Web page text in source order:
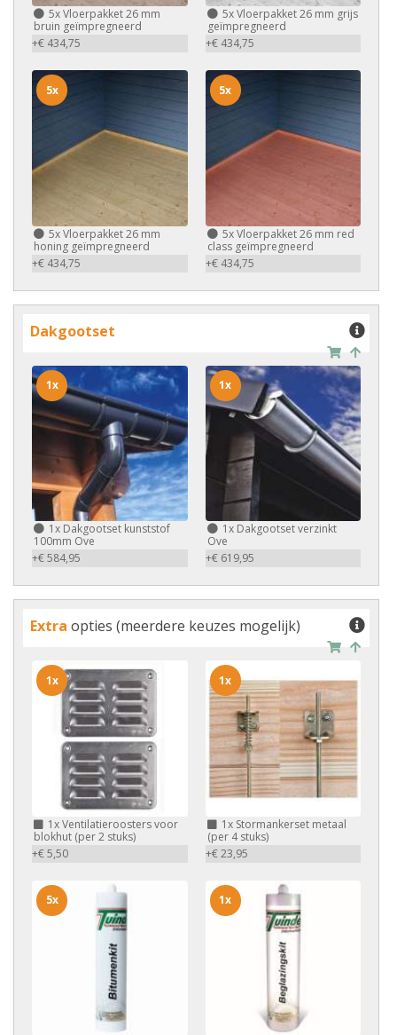
5xVloerpakket 26 mm
bruin geïmpregneerd
+€ 434,75
5xVloerpakket 26 mm grijs
geïmpregneerd
+€ 434,75
5xVloerpakket 26 mm
honing geïmpregneerd
+€ 434,75
5x
5xVloerpakket 26 mm red
class geïmpregneerd
+€ 434,75
5x
Dakgootset
1x Dakgootset kunststof
100mm Ove
+€ 584,95
1x
1xDakgootset verzinkt
Ove
+€ 619,95
1x
Extra opties (meerdere keuzes mogelijk)
1xVentilatieroosters voor
blokhut (per 2 stuks)
+€ 5,50
1x
1xStormankerset metaal
(per 4 stuks)
+€ 23,95
1x
5x 1x